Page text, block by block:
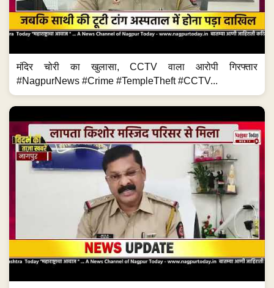
मंदिर चोरी का खुलासा, CCTV वाला आरोपी गिरफ्तार
#NagpurNews #Crime #TempleTheft #CCTV...